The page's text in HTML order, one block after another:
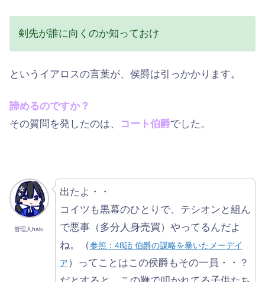
剣先が誰に向くのか知っておけ
というイアロスの言葉が、侯爵は引っかかります。
諦めるのですか？
その質問を発したのは、
コート伯爵でした。
管理人halu
出たよ・・
コイツも黒幕のひとりで、テシオンと組ん
で悪事（多分人身売買）やってるんだよ
ね。（参照：48話 伯爵の謀略を暴いたメーデイ
ア）ってことはこの侯爵もその一員・・？